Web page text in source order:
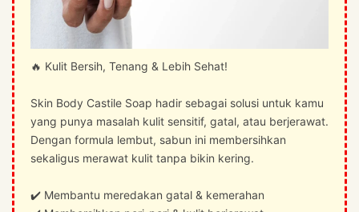
🔥 Kulit Bersih, Tenang & Lebih Sehat!
Skin Body Castile Soap hadir sebagai solusi untuk kamu
yang punya masalah kulit sensitif, gatal, atau berjerawat.
Dengan formula lembut, sabun ini membersihkan
sekaligus merawat kulit tanpa bikin kering.
✔️ Membantu meredakan gatal & kemerahan